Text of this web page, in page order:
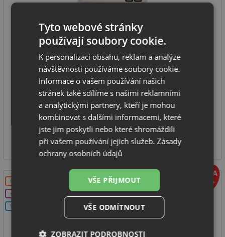
Blanco ETAGON 500-U bílá soft 527075
spodní skříňka od: 600 mm
rozměr dřezu: 530 x 460 mm
hloubka dřezu: 200 mm
typ montáže: pod desku
IHNED K ODESLÁNÍ
11 241 Kč
DOPRAVA ZDARMA
+DÁREK
V SETU
Tyto webové stránky
používají soubory cookie.
K personalizaci obsahu, reklam a analýze
návštěvnosti používáme soubory cookie.
Informace o vašem používání našich
stránek také sdílíme s našimi reklamními
a analytickými partnery, kteří je mohou
kombinovat s dalšími informacemi, které
jste jim poskytli nebo které shromáždili
při vašem používání jejich služeb.Zásady
ochrany osobních údajů
VŠE PŘIJMOUT
VŠE ODMÍTNOUT
ZOBRAZIT PODROBNOSTI